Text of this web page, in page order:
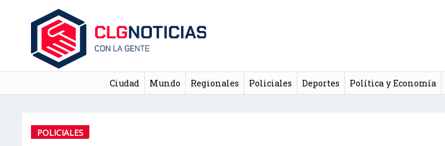
Ciudad Mundo Regionales Policiales Deportes Política y Economía
POLICIALES